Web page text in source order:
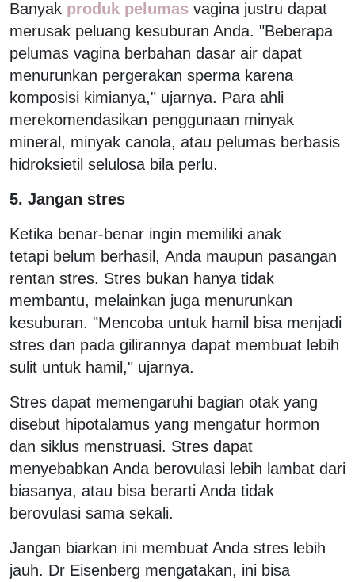
Banyak produk pelumas vagina justru dapat
merusak peluang kesuburan Anda. "Beberapa
pelumas vagina berbahan dasar air dapat
menurunkan pergerakan sperma karena
komposisi kimianya," ujarnya. Para ahli
merekomendasikan penggunaan minyak
mineral, minyak canola, atau pelumas berbasis
hidroksietil selulosa bila perlu.
5. Jangan stres
Ketika benar-benar ingin memiliki anak
tetapi belum berhasil, Anda maupun pasangan
rentan stres. Stres bukan hanya tidak
membantu, melainkan juga menurunkan
kesuburan. "Mencoba untuk hamil bisa menjadi
stres dan pada gilirannya dapat membuat lebih
sulit untuk hamil," ujarnya.
Stres dapat memengaruhi bagian otak yang
disebut hipotalamus yang mengatur hormon
dan siklus menstruasi. Stres dapat
menyebabkan Anda berovulasi lebih lambat dari
biasanya, atau bisa berarti Anda tidak
berovulasi sama sekali.
Jangan biarkan ini membuat Anda stres lebih
jauh. Dr Eisenberg mengatakan, ini bisa